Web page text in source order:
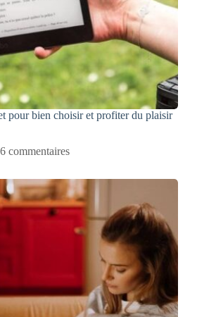
pour bien choisir et profiter du plaisir
commentaires